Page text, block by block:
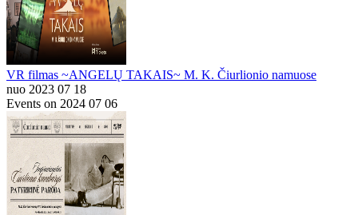
VR filmas ~ANGELŲ TAKAIS~ M. K. Čiurlionio namuose
nuo 2023 07 18
Events on 2024 07 06